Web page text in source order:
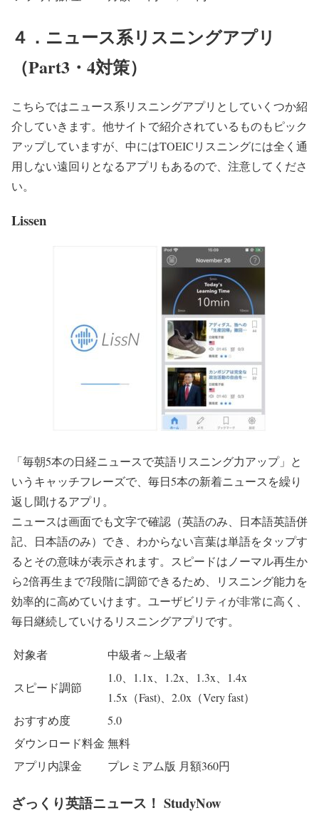
４．ニュース系リスニングアプリ
（Part3・4対策）
こちらではニュース系リスニングアプリとしていくつか紹
介していきます。他サイトで紹介されているものもピック
アップしていますが、中にはTOEICリスニングには全く通
用しない遠回りとなるアプリもあるので、注意してくださ
い。
Lissen
「毎朝5本の日経ニュースで英語リスニング力アップ」と
いうキャッチフレーズで、毎日5本の新着ニュースを繰り
返し聞けるアプリ。
ニュースは画面でも文字で確認（英語のみ、日本語英語併
記、日本語のみ）でき、わからない言葉は単語をタップす
るとその意味が表示されます。スピードはノーマル再生か
ら2倍再生まで7段階に調節できるため、リスニング能力を
効率的に高めていけます。ユーザビリティが非常に高く、
毎日継続していけるリスニングアプリです。
対象者 中級者～上級者
スピード調節
1.0、1.1x、1.2x、1.3x、1.4x
1.5x（Fast)、2.0x（Very fast）
おすすめ度
5.0
ダウンロード料金 無料
アプリ内課金
プレミアム版 月額360円
ざっくり英語ニュース！ StudyNow